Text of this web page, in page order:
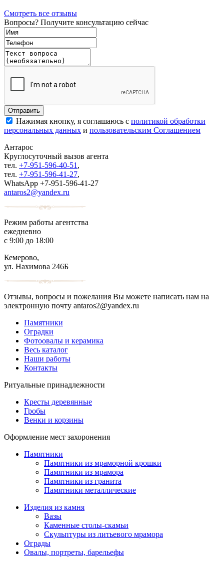
Смотреть все отзывы
Вопросы? Получите консультацию сейчас
Нажимая кнопку, я соглашаюсь с политикой обработки
персональных данных и пользовательским Соглашением
Антарос
Круглосуточный вызов агента
тел. +7-951-596-40-51 ,
тел. +7-951-596-41-27,
WhatsApp +7-951-596-41-27
antaros2@yandex.ru
Режим работы агентства
ежедневно
с 9:00 до 18:00
Кемерово,
ул. Нахимова 246Б
Отзывы, вопросы и пожелания Вы можете написать нам на
электронную почту antaros2@yandex.ru
Памятники
Оградки
Фотоовалы и керамика
Весь каталог
Наши работы
Контакты
Ритуальные принадлежности
Кресты деревянные
Гробы
Венки и корзины
Оформление мест захоронения
Памятники
Памятники из мраморной крошки
Памятники из мрамора
Памятники из гранита
Памятники металлические
Изделия из камня
Вазы
Каменные столы-скамьи
Скульптуры из литьевого мрамора
Ограды
Овалы, портреты, барельефы